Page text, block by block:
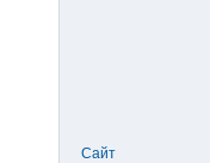
Сайт